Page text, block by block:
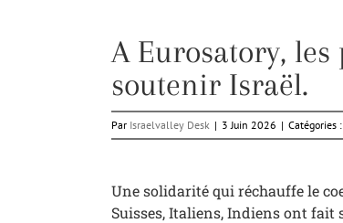
A Eurosatory, les
soutenir Israël.
Par Israelvalley Desk | 3 Juin 2026 | Catégories :
Une solidarité qui réchauffe le
Suisses, Italiens, Indiens ont fait